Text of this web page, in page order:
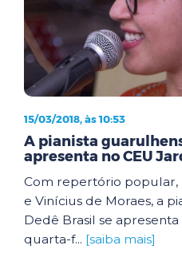
15/03/2018, às 10:53
A pianista
apresenta no CEU
Com repertório popular,
e Vinícius de Moraes, a
Dedê Brasil se
quarta-f... [saiba mais]